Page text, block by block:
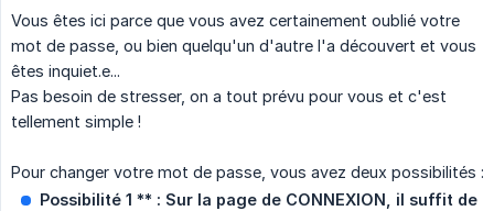
Vous êtes ici parce que vous avez certainement oublié votre
mot de passe, ou bien quelqu'un d'autre l'a découvert et vous
êtes inquiet.e...
Pas besoin de stresser, on a tout prévu pour vous et c'est
tellement simple !
Pour changer votre mot de passe, vous avez deux possibilités :
Possibilité 1 ** : Sur la page de CONNEXION, il suffit de